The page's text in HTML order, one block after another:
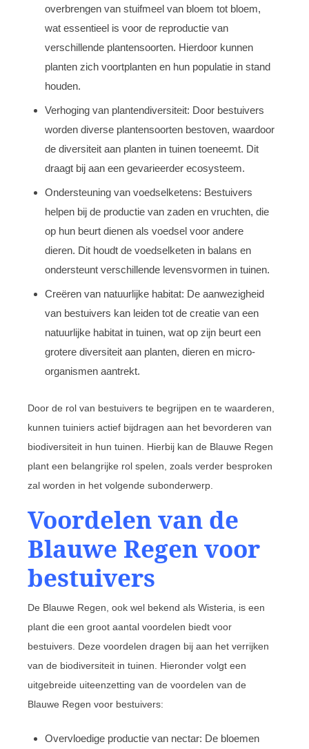
overbrengen van stuifmeel van bloem tot bloem,
wat essentieel is voor de reproductie van
verschillende plantensoorten. Hierdoor kunnen
planten zich voortplanten en hun populatie in stand
houden.
Verhoging van plantendiversiteit: Door bestuivers
worden diverse plantensoorten bestoven, waardoor
de diversiteit aan planten in tuinen toeneemt. Dit
draagt bij aan een gevarieerder ecosysteem.
Ondersteuning van voedselketens: Bestuivers
helpen bij de productie van zaden en vruchten, die
op hun beurt dienen als voedsel voor andere
dieren. Dit houdt de voedselketen in balans en
ondersteunt verschillende levensvormen in tuinen.
Creëren van natuurlijke habitat: De aanwezigheid
van bestuivers kan leiden tot de creatie van een
natuurlijke habitat in tuinen, wat op zijn beurt een
grotere diversiteit aan planten, dieren en micro-
organismen aantrekt.
Door de rol van bestuivers te begrijpen en te waarderen,
kunnen tuiniers actief bijdragen aan het bevorderen van
biodiversiteit in hun tuinen. Hierbij kan de Blauwe Regen
plant een belangrijke rol spelen, zoals verder besproken
zal worden in het volgende subonderwerp.
Voordelen van de
Blauwe Regen voor
bestuivers
De Blauwe Regen, ook wel bekend als Wisteria, is een
plant die een groot aantal voordelen biedt voor
bestuivers. Deze voordelen dragen bij aan het verrijken
van de biodiversiteit in tuinen. Hieronder volgt een
uitgebreide uiteenzetting van de voordelen van de
Blauwe Regen voor bestuivers:
Overvloedige productie van nectar: De bloemen